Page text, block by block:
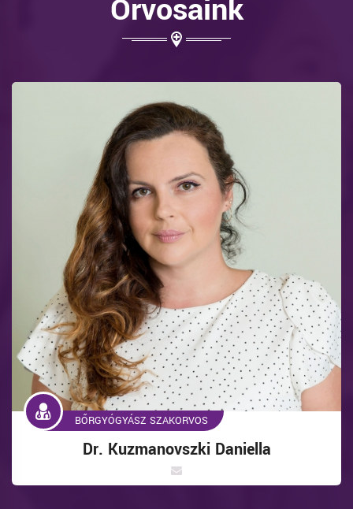
Orvosaink
BŐRGYÓGYÁSZ SZAKORVOS
Dr. Jókai